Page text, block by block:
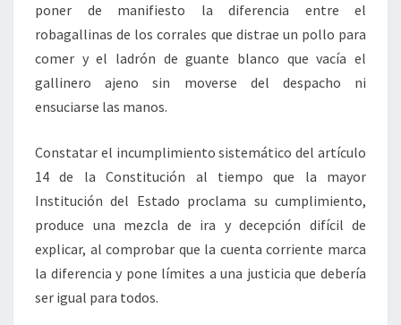
poner de manifiesto la diferencia entre el
robagallinas de los corrales que distrae un pollo para
comer y el ladrón de guante blanco que vacía el
gallinero ajeno sin moverse del despacho ni
ensuciarse las manos.
Constatar el incumplimiento sistemático del artículo
14 de la Constitución al tiempo que la mayor
Institución del Estado proclama su cumplimiento,
produce una mezcla de ira y decepción difícil de
explicar, al comprobar que la cuenta corriente marca
la diferencia y pone límites a una justicia que debería
ser igual para todos.